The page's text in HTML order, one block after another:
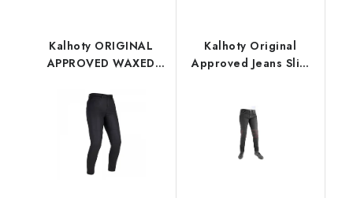
Kalhoty ORIGINAL
APPROVED WAXED
OXFORD, dámské
(černé)
Kalhoty Original
Approved Jeans Slim